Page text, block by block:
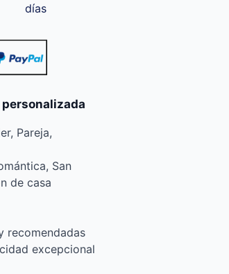
días
Pareja,
San
de casa
recomendadas
excepcional